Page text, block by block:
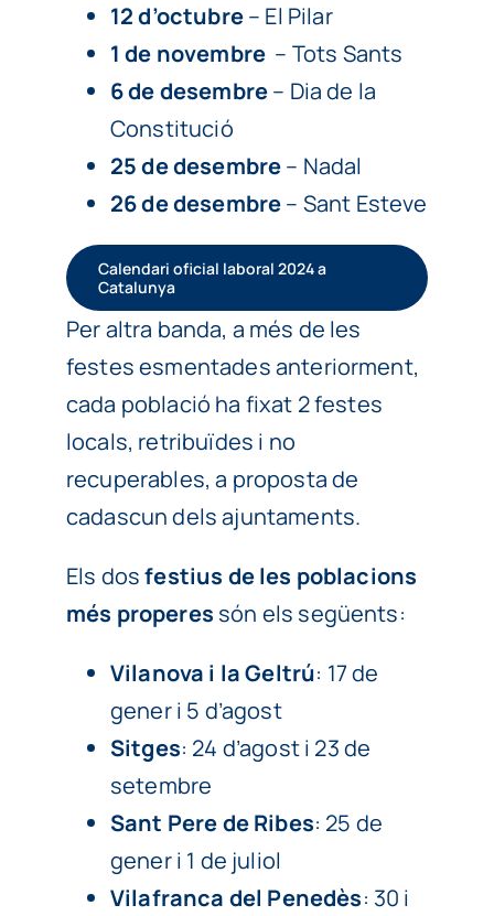
12 d’octubre– El Pilar
1 de novembre – Tots Sants
6 de desembre– Dia de la
Constitució
25 de desembre– Nadal
26 de desembre– Sant Esteve
Calendari oficial laboral 2024 a
Catalunya
Per altra banda, a més de les
festes esmentades anteriorment,
cada població ha fixat 2 festes
locals, retribuïdes i no
recuperables, a proposta de
cadascun dels ajuntaments.
Els dosfestius de les poblacions
més properes són els següents:
Vilanova i la Geltrú: 17 de
gener i 5 d’agost
Sitges: 24 d’agost i 23 de
setembre
Sant Pere de Ribes: 25 de
gener i 1 de juliol
Vilafranca del Penedès: 30 i